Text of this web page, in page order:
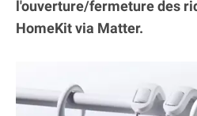
l'ouverture/fermeture des
HomeKit via Matter.